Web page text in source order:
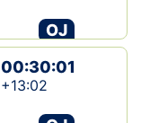
OJ
00:30:01
+13:02